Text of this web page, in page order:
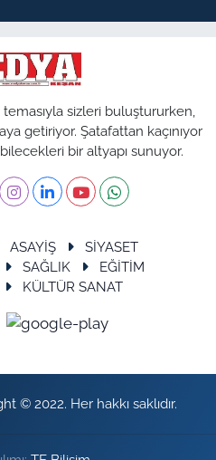
sizleri buluştururken,
getiriyor. Şatafattan kaçınıyor
bir altyapı sunuyor.
ASAYİŞ
SİYASET
SAĞLIK
EĞİTİM
KÜLTÜR SANAT
© 2022. Her hakkı saklıdır.